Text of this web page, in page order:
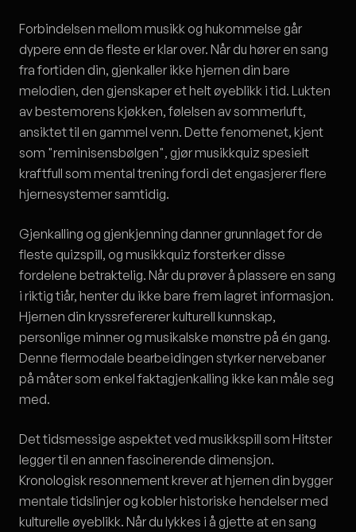
Forbindelsen mellom musikk og hukommelse går
dypere enn de fleste er klar over. Når du hører en sang
fra fortiden din, gjenkaller ikke hjernen din bare
melodien, den gjenskaper et helt øyeblikk i tid. Lukten
av bestemorens kjøkken, følelsen av sommerluft,
ansiktet til en gammel venn. Dette fenomenet, kjent
som "reminisensbølgen", gjør musikkquiz spesielt
kraftfull som mental trening fordi det engasjerer flere
hjernesystemer samtidig.
Gjenkalling og gjenkjenning danner grunnlaget for de
fleste quizspill, og musikkquiz forsterker disse
fordelene betraktelig. Når du prøver å plassere en sang
i riktig tiår, henter du ikke bare frem lagret informasjon.
Hjernen din kryssrefererer kulturell kunnskap,
personlige minner og musikalske mønstre på én gang.
Denne flermodale bearbeidingen styrker nervebaner
på måter som enkel faktagjenkalling ikke kan måle seg
med.
Det tidsmessige aspektet ved musikkspill som Hitster
legger til en annen fascinerende dimensjon.
Kronologisk resonnement krever at hjernen din bygger
mentale tidslinjer og kobler historiske hendelser med
kulturelle øyeblikk. Når du lykkes i å gjette at en sang